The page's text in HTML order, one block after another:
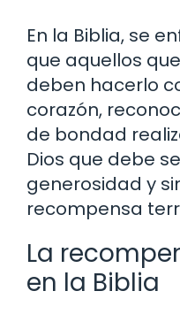
En la Biblia, se
que aquellos
deben hacerlo
corazón,
de bondad
Dios que debe
generosidad y
recompensa
La
en la Biblia